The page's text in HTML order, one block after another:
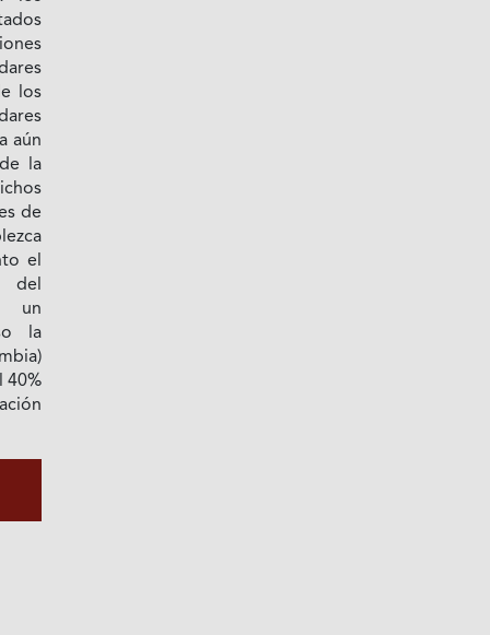
los
aún
la
de
el
del
un
la
40%